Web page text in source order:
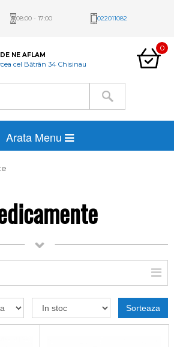
08:00 - 17:00 022011082
NE AFLAM
cel Bătrân 34 Chisinau
0
Arata Menu
Sorteaza